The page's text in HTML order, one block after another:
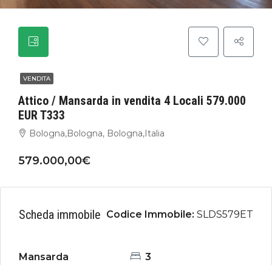
VENDITA
Attico / Mansarda in vendita 4 Locali 579.000
EUR T333
Bologna,Bologna, Bologna,Italia
579.000,00€
Scheda immobile Codice Immobile: SLDS579ET
Mansarda
3